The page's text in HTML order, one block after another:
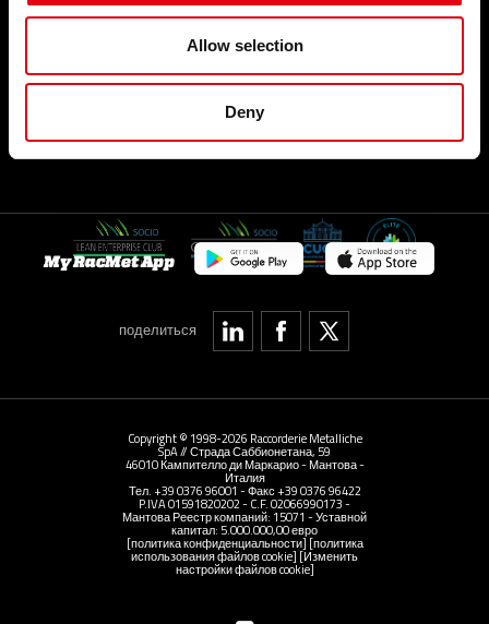
Allow selection
Deny
Facebook
Карьера
КАРТА САЙТА
поделиться
My RacMet App
Copyright © 1998-2026 Raccorderie Metalliche
SpA // Страда Саббионетана, 59
46010 Кампителло ди Маркарио - Мантова -
Италия
Тел. +39 0376 96001 - Факс +39 0376 96422
P.IVA 01591820202 - C.F. 02066990173 -
Мантова Реестр компаний: 15071 - Уставной
капитал: 5.000.000,00 евро
[политика конфиденциальности] [политика
использования файлов cookie] [Изменить
настройки файлов cookie]